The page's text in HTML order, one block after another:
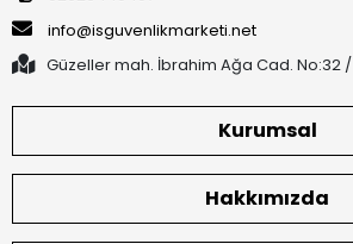
info@isguvenlikmarketi.net
Güzeller mah. İbrahim Ağa Cad. No:32
Kurumsal
Hakkımızda